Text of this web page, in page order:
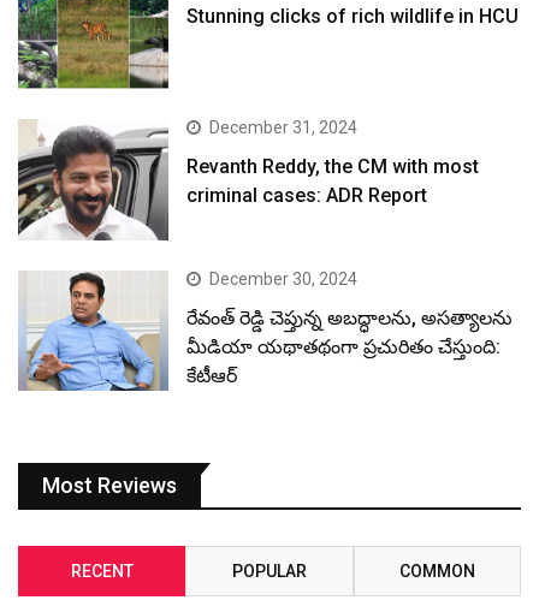
Stunning clicks of rich wildlife in HCU
December 31, 2024
Revanth Reddy, the CM with most
criminal cases: ADR Report
December 30, 2024
రేవంత్ రెడ్డి చెప్తున్న అబద్ధాలను, అసత్యాలను
మీడియా యథాతథంగా ప్రచురితం చేస్తుంది:
కేటీఆర్
Most Reviews
RECENT POPULAR COMMON